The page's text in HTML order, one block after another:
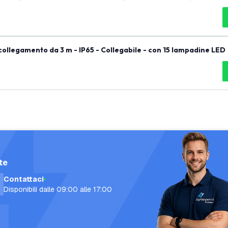
da 3 m - IP65 - Collegabile - con 15 lampadine LED
Contattaci
Disponibili dalle 09:00 alle 17:00